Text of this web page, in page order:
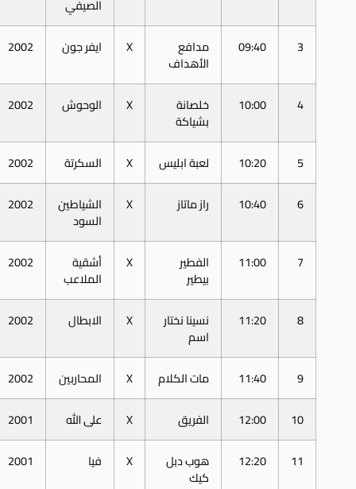
الصيفي
3
09:40 مدافع
الأهداف
X ايفر جون 2002
4
10:00 خلصانة
بشياكة
X الوحوش 2002
5
10:20 لعبة ابليس X السكرتة
2002
6
10:40 راز ماتاز X الشياطين
السود
2002
7
11:00 الفطير
بيطير
X أشقية
الملاعب
2002
8
11:20 نسينا نختار
اسم
X الابطال 2002
9
11:40 مات الكلام X المحاربين
2002
10
12:00 الفريق X على الله
2001
11
12:20 هوب دبل
كيك
X فيا 2001